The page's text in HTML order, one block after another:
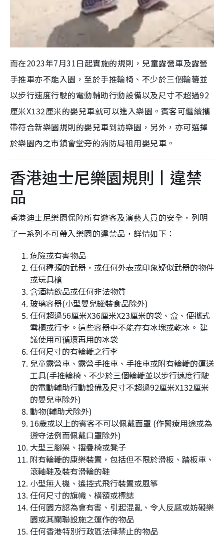
而在2023年7月31日起實施的規則，兒童露營車及露營
手推車亦不能入園，至於手推輪椅、不少於三個輪轆並
以步行速度行駛的電動輔助行動設備以及尺寸不超過92
厘米X132厘米的嬰兒車就可以進入樂園。賓客可繼續攜
帶符合新樂園規則的嬰兒車到訪樂園，另外，亦可選擇
於樂園內之市鎮會堂旁的消防局租用嬰兒車。
香港迪士尼樂園規則丨違禁
品
香港迪士尼樂園保障所有遊客及演藝人員的安全，列明
了一系列不可帶入樂園的違禁品，詳情如下：
危險或有害物品
任何種類的武器，或任何外表或印象疑似武器的物件
或玩具槍
含酒精飲品或任何非法物質
玻璃容器(小型嬰兒罐裝食品除外)
任何超過56厘米X36厘米X23厘米的袋、盒、便攜式
雪櫃或行李。這些容器中不能存有冰塊或乾冰。 建
議使用可循環再用的冰袋
任何尺寸的有輪轆之行李
兒童露營車、露營手推車、手推車或附有輪轆的運送
工具(手推輪椅、不少於三個輪轆並以步行速度行駛
的電動輔助行動設備及尺寸不超過92厘米X132厘米
的嬰兒車除外)
動物(輔助犬除外)
16歲或以上的賓客不可以佩戴面罩 (作醫療用途或為
遵守法例而佩戴口罩除外)
大型三腳架、摺疊椅或凳子
附有輪轆的康樂裝置，包括但不限於滑板、踏板車、
滾軸鞋及裝有滑輪的鞋
小型無人機、遙控式飛行裝置或風箏
任何尺寸的旗幟、橫額或標誌
任何園方認為會有害、引起混亂、令人反感或妨礙樂
園或其關聯設施之運作的物品
任何香港特別行政區法律禁止的物品